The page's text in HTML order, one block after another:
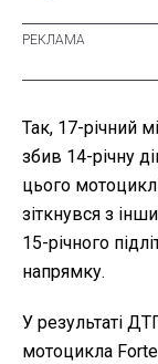
Так, 17-річний
збив 14-річну
цього
зіткнувся з
15-річного
напрямку.
У результаті
мотоцикла Forte